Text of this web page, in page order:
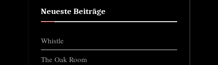
Neueste Beiträge
Whistle
The Oak Room